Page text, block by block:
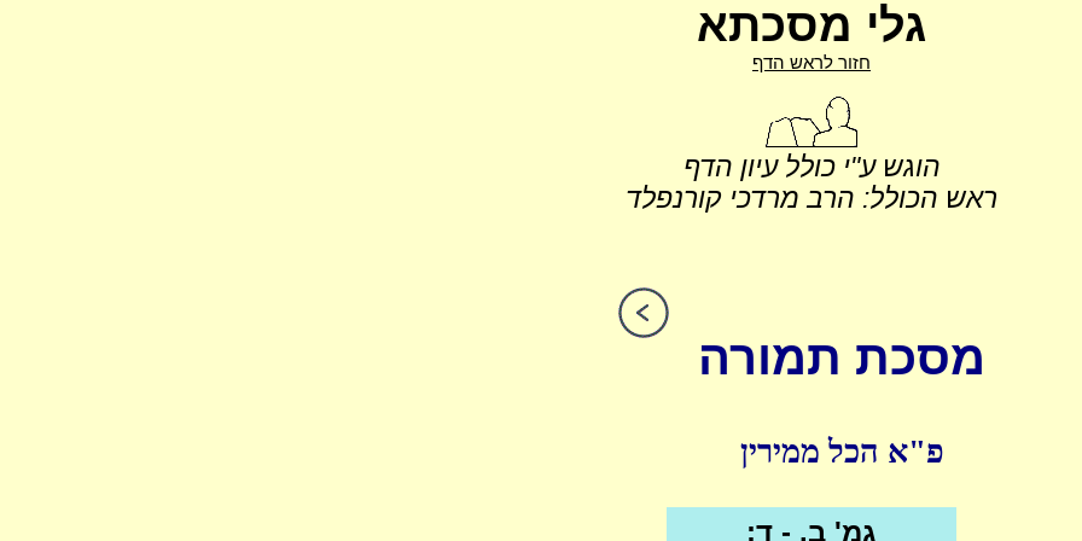
גלי מסכתא
חזור לראש הדף
הוגש ע"י כולל עיון הדף
ראש הכולל: הרב מרדכי קורנפלד
מסכת תמורה
פ"א הכל ממירין
גמ' ב. - ד: